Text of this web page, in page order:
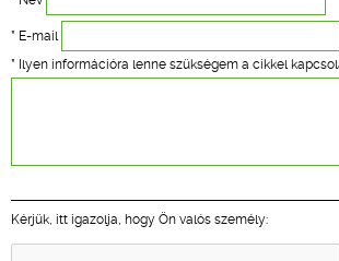
TERVEZÉSI
* E-mail
* Ilyen információra lenne szükségem a cikkel
Kérjük, itt igazolja, hogy Ön valós személy: